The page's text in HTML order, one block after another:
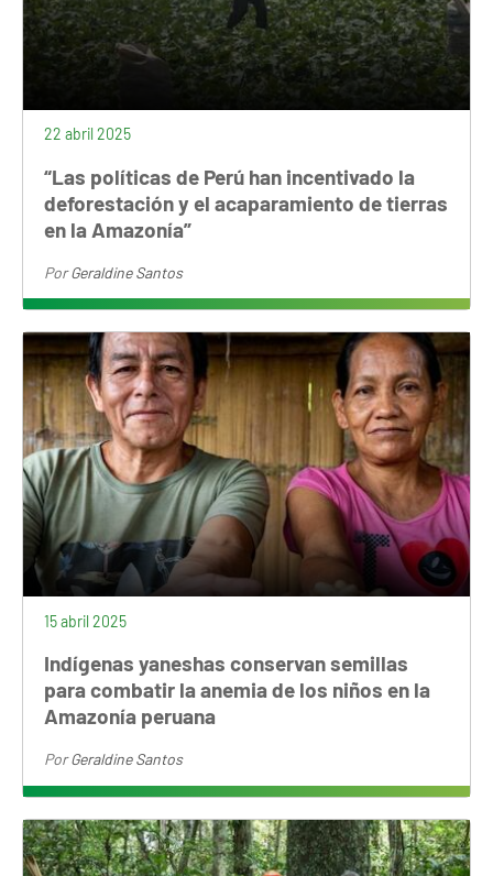
22 abril 2025
“Las políticas de Perú han incentivado la
deforestación y el acaparamiento de tierras
en la Amazonía”
PorGeraldine Santos
15 abril 2025
Indígenas yaneshas conservan semillas
para combatir la anemia de los niños en la
Amazonía peruana
PorGeraldine Santos